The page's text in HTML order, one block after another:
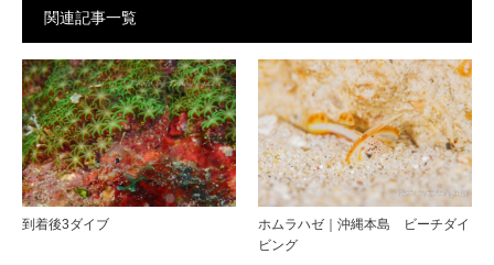
関連記事一覧
到着後3ダイブ
ホムラハゼ｜沖縄本島 ビーチダイ
ビング